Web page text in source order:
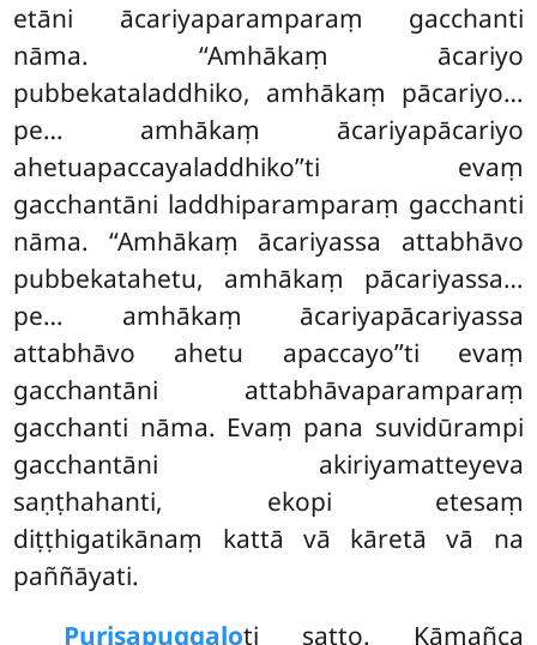
etāni ācariyaparamparaṃ gacchanti
nāma. ‘‘Amhākaṃ ācariyo
pubbekataladdhiko, amhākaṃ pācariyo…
pe… amhākaṃ ācariyapācariyo
ahetuapaccayaladdhiko’’ti evaṃ
gacchantāni laddhiparamparaṃ gacchanti
nāma. ‘‘Amhākaṃ ācariyassa attabhāvo
pubbekatahetu, amhākaṃ pācariyassa…
pe… amhākaṃ ācariyapācariyassa
attabhāvo ahetu apaccayo’’ti evaṃ
gacchantāni attabhāvaparamparaṃ
gacchanti nāma. Evaṃ pana suvidūrampi
gacchantāni akiriyamatteyeva
saṇṭhahanti, ekopi etesaṃ
diṭṭhigatikānaṃ kattā vā kāretā vā na
paññāyati.
Purisapuggaloti satto. Kāmañca